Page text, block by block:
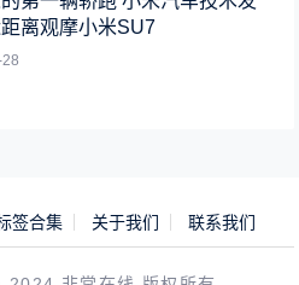
离观摩小米SU7
签合集 关于我们 联系我们